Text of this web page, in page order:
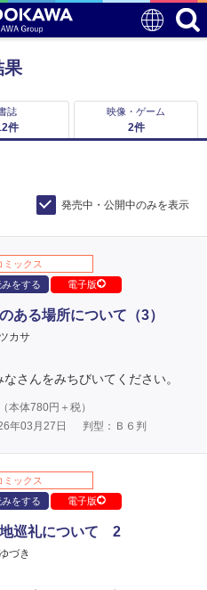
果
誌
件
映像・ゲーム
2件
発売中・公開中のみを表示
ミックス
をする
電子版
ある場所について（3）
カサ
さんをみちびいてください。
本体780円＋税）
年03月27日
判型：Ｂ６判
ミックス
をする
電子版
巡礼について 2
づき